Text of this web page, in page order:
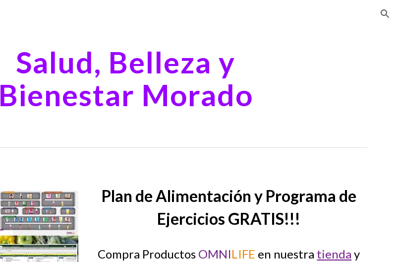
Salud, Belleza y
Bienestar Morado
Plan de Alimentación y Programa de
Ejercicios GRATIS!!!
Compra Productos OMNILIFE en nuestra tienda y